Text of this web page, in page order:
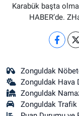
Karabük başta
HABER’de.
Zonguldak
Zonguldak Hava
Zonguldak
Zonguldak Trafik